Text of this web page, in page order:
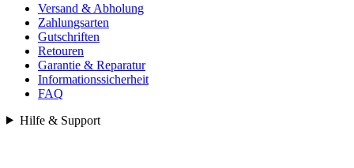
Versand & Abholung
Zahlungsarten
Gutschriften
Retouren
Garantie & Reparatur
Informationssicherheit
FAQ
Hilfe & Support